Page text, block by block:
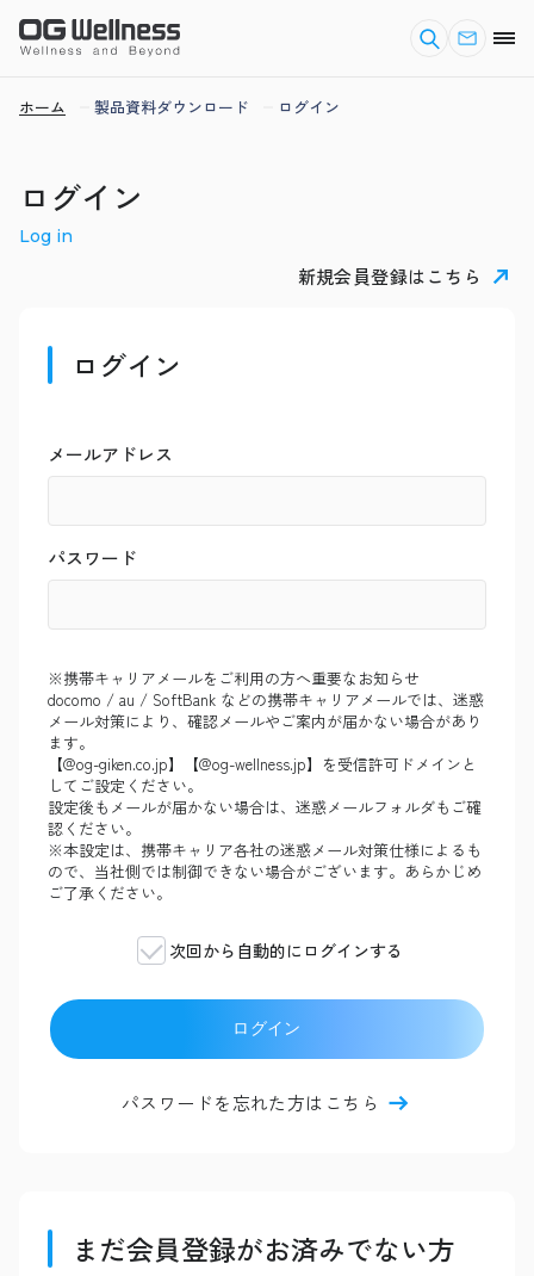
ホーム 製品資料ダウンロード ログイン
ログイン
Log in
新規会員登録はこちら
ログイン
メールアドレス
パスワード
※携帯キャリアメールをご利用の方へ重要なお知らせ
docomo / au / SoftBank などの携帯キャリアメールでは、迷惑
メール対策により、確認メールやご案内が届かない場合があり
ます。
【@og-giken.co.jp】【@og-wellness.jp】を受信許可ドメインと
してご設定ください。
設定後もメールが届かない場合は、迷惑メールフォルダもご確
認ください。
※本設定は、携帯キャリア各社の迷惑メール対策仕様によるも
ので、当社側では制御できない場合がございます。あらかじめ
ご了承ください。
次回から自動的にログインする
ログイン
パスワードを忘れた方はこちら
まだ会員登録がお済みでない方